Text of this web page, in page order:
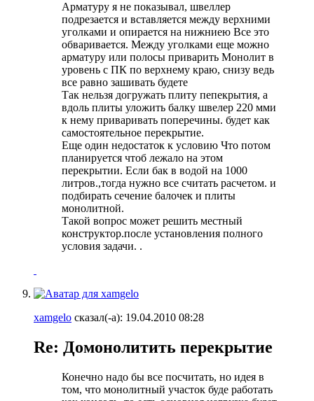
Арматуру я не показывал, швеллер
подрезается и вставляется между верхними
уголками и опирается на нижниею Все это
обваривается. Между уголками еще можно
арматуру или полосы приварить Монолит в
уровень с ПК по верхнему краю, снизу ведь
все равно зашивать будете
Так нельзя догружать плиту пепекрытия, а
вдоль плиты уложить балку швелер 220 мми
к нему приваривать поперечины. будет как
самостоятельное перекрытие.
Еще один недостаток к условию Что потом
планируется чтоб лежало на этом
перекрытии. Если бак в водой на 1000
литров.,тогда нужно все считать расчетом. и
подбирать сечение балочек и плиты
монолитной.
Такой вопрос может решить местный
конструктор.после установления полного
условия задачи. .
xamgelo сказал(-а): 19.04.2010 08:28
Re: Домонолитить перекрытие
Конечно надо бы все посчитать, но идея в
том, что монолитный участок буде работать